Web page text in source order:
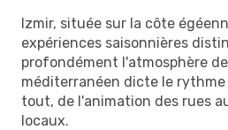
Izmir, située sur la côte
expériences saisonnières
profondément l'atmosphère
méditerranéen dicte le
tout, de l'animation des rues
locaux.